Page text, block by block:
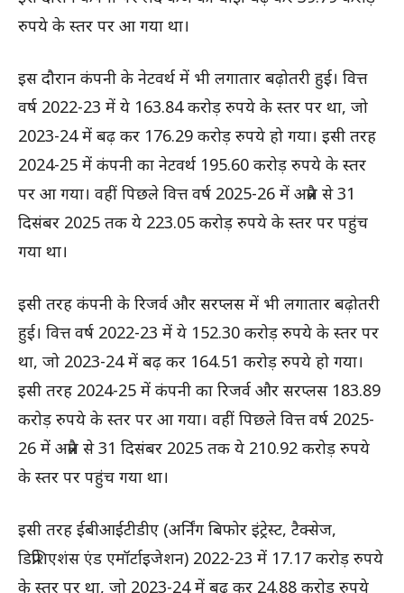
रुपये के स्तर पर आ गया था।
इस दौरान कंपनी के नेटवर्थ में भी लगातार बढ़ोतरी हुई। वित्त
वर्ष 2022-23 में ये 163.84 करोड़ रुपये के स्तर पर था, जो
2023-24 में बढ़ कर 176.29 करोड़ रुपये हो गया। इसी तरह
2024-25 में कंपनी का नेटवर्थ 195.60 करोड़ रुपये के स्तर
पर आ गया। वहीं पिछले वित्त वर्ष 2025-26 में अप्रैल से 31
दिसंबर 2025 तक ये 223.05 करोड़ रुपये के स्तर पर पहुंच
गया था।
इसी तरह कंपनी के रिजर्व और सरप्लस में भी लगातार बढ़ोतरी
हुई। वित्त वर्ष 2022-23 में ये 152.30 करोड़ रुपये के स्तर पर
था, जो 2023-24 में बढ़ कर 164.51 करोड़ रुपये हो गया।
इसी तरह 2024-25 में कंपनी का रिजर्व और सरप्लस 183.89
करोड़ रुपये के स्तर पर आ गया। वहीं पिछले वित्त वर्ष 2025-
26 में अप्रैल से 31 दिसंबर 2025 तक ये 210.92 करोड़ रुपये
के स्तर पर पहुंच गया था।
इसी तरह ईबीआईटीडीए (अर्निंग बिफोर इंट्रेस्ट, टैक्सेज,
डिप्रेशिएशंस एंड एमॉर्टाइजेशन) 2022-23 में 17.17 करोड़ रुपये
के स्तर पर था, जो 2023-24 में बढ़ कर 24.88 करोड़ रुपये